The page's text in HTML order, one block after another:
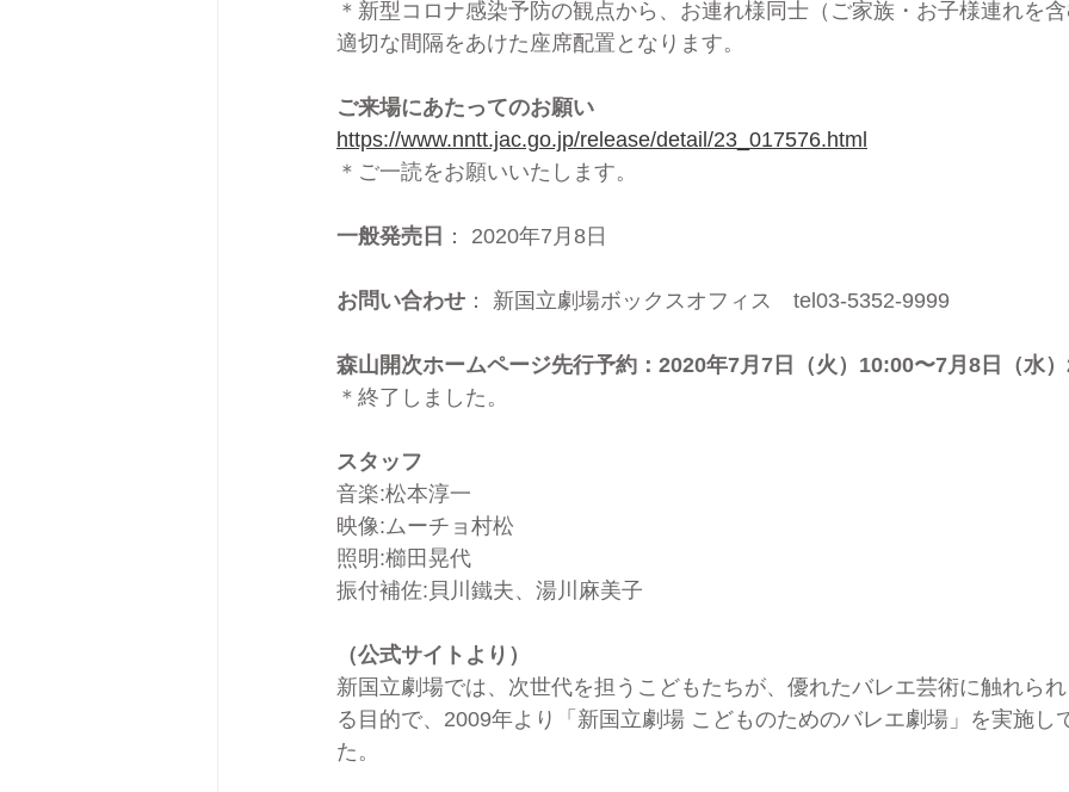
＊新型コロナ感染予防の観点から、お連れ様同士（ご家族・お子様連れを
適切な間隔をあけた座席配置となります。
ご来場にあたってのお願い
https://www.nntt.jac.go.jp/release/detail/23_017576.html
＊ご一読をお願いいたします。
一般発売日 ： 2020年7月8日
お問い合わせ ： 新国立劇場ボックスオフィス　tel03-5352-9999
森山開次ホームページ先行予約：2020年7月7日（火）10:00〜7月8日（水
＊終了しました。
スタッフ
音楽:松本淳一
映像:ムーチョ村松
照明:櫛田晃代
振付補佐:貝川鐵夫、湯川麻美子
（公式サイトより）
新国立劇場では、次世代を担うこどもたちが、優れたバレエ芸術に触れら
る目的で、2009年より「新国立劇場 こどものためのバレエ劇場」を実施し
た。